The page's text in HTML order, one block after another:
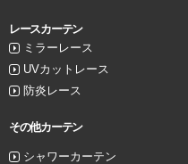
レースカーテン
ミラーレース
UVカットレース
防炎レース
その他カーテン
シャワーカーテン